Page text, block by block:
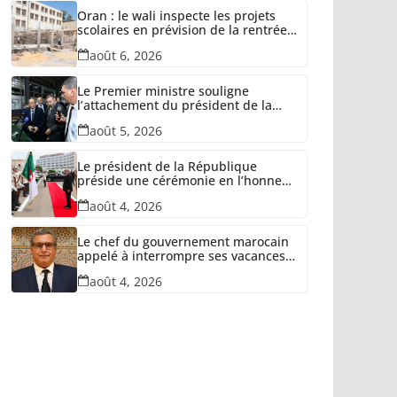
Oran : le wali inspecte les projets
scolaires en prévision de la rentrée
2026-2027
août 6, 2026
Le Premier ministre souligne
l’attachement du président de la
République à la relance des unités
industrielles confisquées dans le
détournés
août 5, 2026
Le président de la République
préside une cérémonie en l’honneur
des retraités de l’ANP, des familles
de martyrs du devoir national et
lutte antiterroriste
août 4, 2026
Le chef du gouvernement marocain
appelé à interrompre ses vacances
et quitter l’Espagne
août 4, 2026